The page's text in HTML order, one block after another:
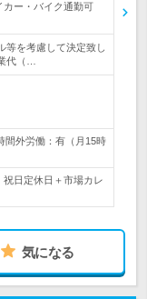
ー・バイク通勤可
等を考慮して決定致し
代（…
間外労働：有（月15時
日定休日＋市場カレ
気になる